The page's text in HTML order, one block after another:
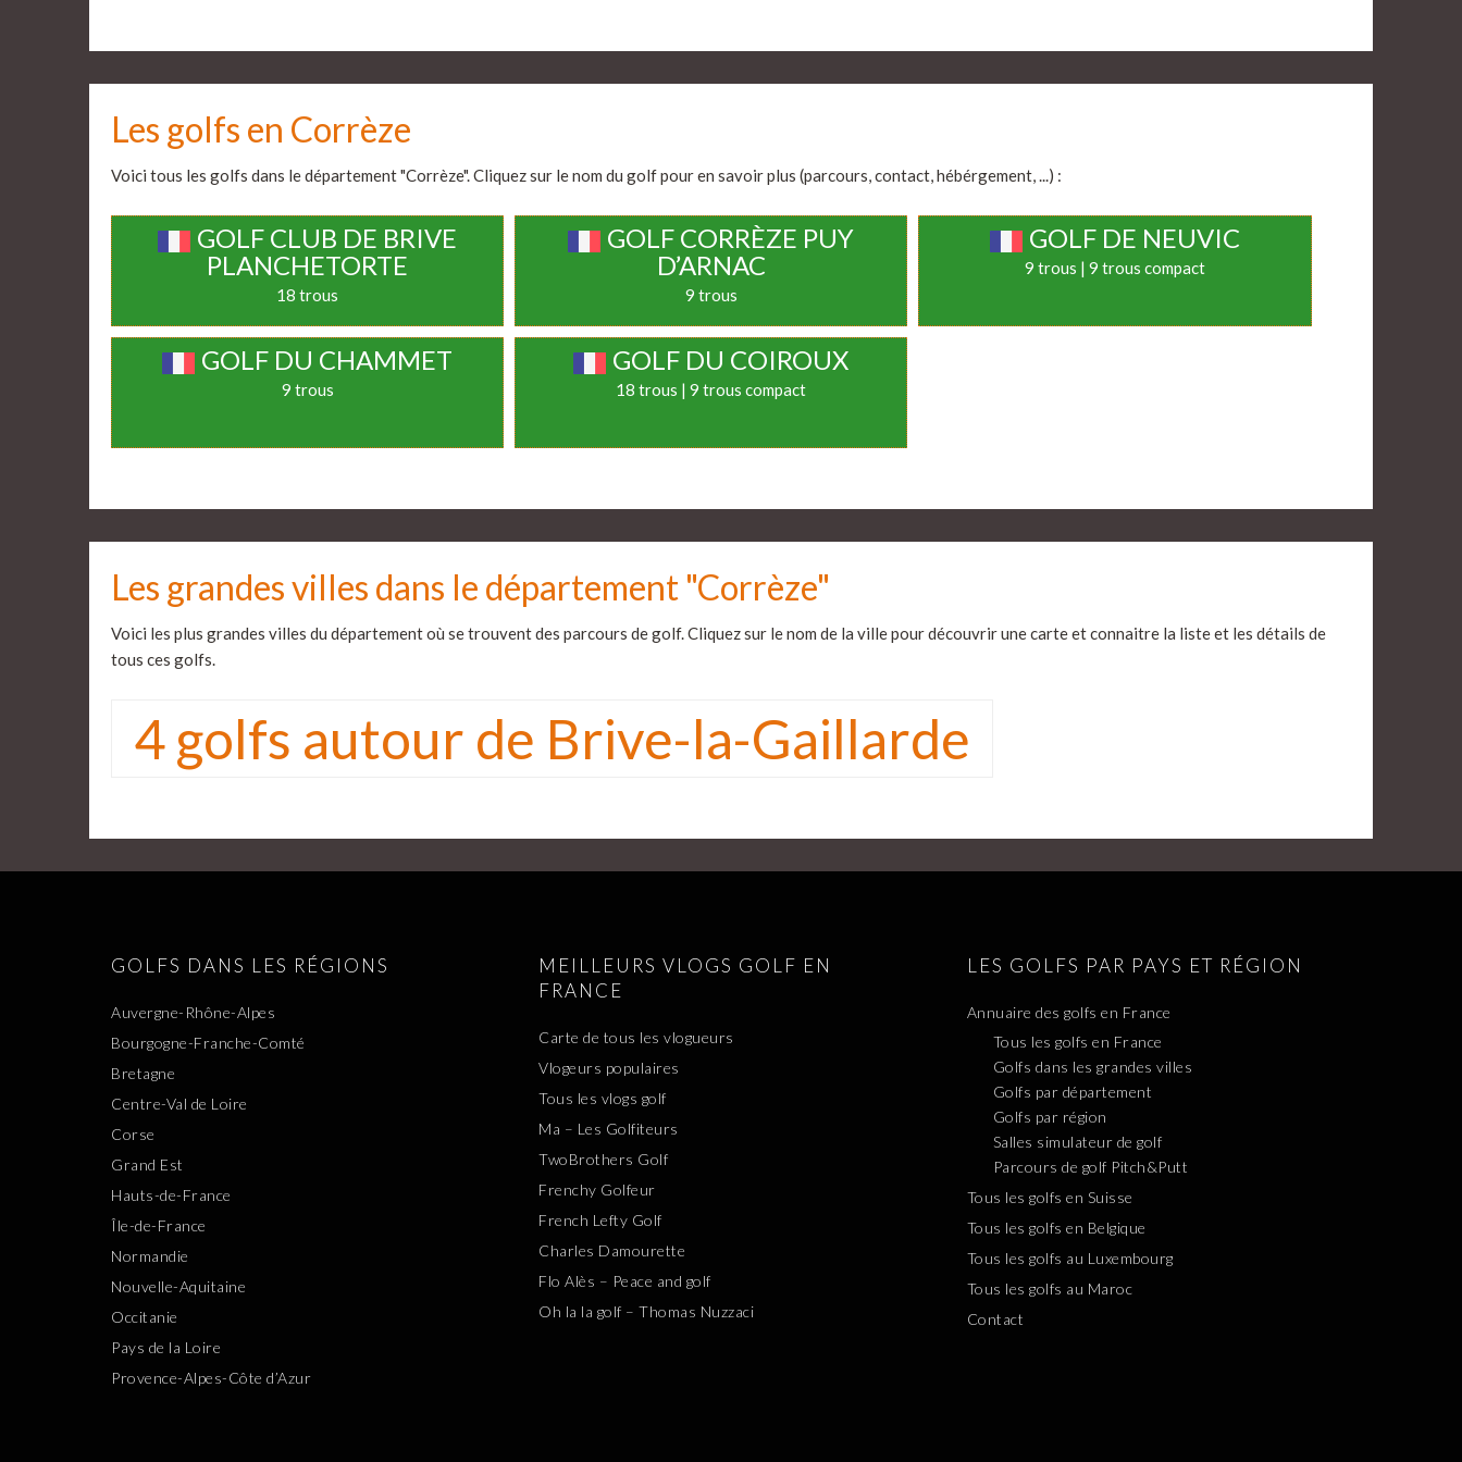
Les golfs en Corrèze
Voici tous les golfs dans le département "Corrèze". Cliquez sur le nom du golf pour en savoir plus (parcours, contact, hébérgement, ...) :
GOLF CLUB DE BRIVE
PLANCHETORTE
18 trous
GOLF CORRÈZE PUY
D’ARNAC
9 trous
GOLF DE NEUVIC
9 trous | 9 trous compact
GOLF DU CHAMMET
9 trous
GOLF DU COIROUX
18 trous | 9 trous compact
Les grandes villes dans le département "Corrèze"
Voici les plus grandes villes du département où se trouvent des parcours de golf. Cliquez sur le nom de la ville pour découvrir une carte et connaitre la liste et les détails de
tous ces golfs.
4 golfs autour de Brive-la-Gaillarde
GOLFS DANS LES RÉGIONS
Auvergne-Rhône-Alpes
Bourgogne-Franche-Comté
Bretagne
Centre-Val de Loire
Corse
Grand Est
Hauts-de-France
Île-de-France
Normandie
Nouvelle-Aquitaine
Occitanie
Pays de la Loire
Provence-Alpes-Côte d’Azur
MEILLEURS VLOGS GOLF EN
FRANCE
Carte de tous les vlogueurs
Vlogeurs populaires
Tous les vlogs golf
Ma – Les Golfiteurs
TwoBrothers Golf
Frenchy Golfeur
French Lefty Golf
Charles Damourette
Flo Alès – Peace and golf
Oh la la golf – Thomas Nuzzaci
LES GOLFS PAR PAYS ET RÉGION
Annuaire des golfs en France
Tous les golfs en France
Golfs dans les grandes villes
Golfs par département
Golfs par région
Salles simulateur de golf
Parcours de golf Pitch&Putt
Tous les golfs en Suisse
Tous les golfs en Belgique
Tous les golfs au Luxembourg
Tous les golfs au Maroc
Contact